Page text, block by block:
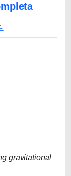
gravitational